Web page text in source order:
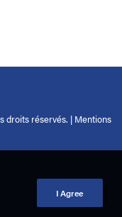
droits réservés. | Mentions
I Agree